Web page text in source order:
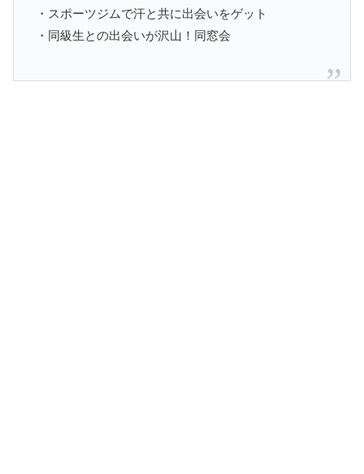
・スポーツジムで汗と共に出会いをゲット
・同級生との出会いが沢山！同窓会